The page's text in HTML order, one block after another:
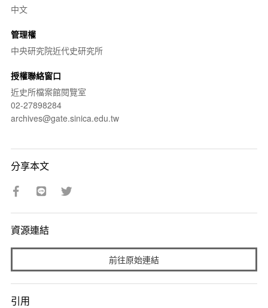
中文
管理權
中央研究院近代史研究所
授權聯絡窗口
近史所檔案館閱覽室
02-27898284
archives@gate.sinica.edu.tw
分享本文
資源連結
前往原始連結
引用